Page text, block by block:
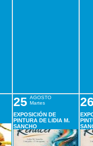
25 AGOSTO
Martes
EXPOSICIÓN DE
PINTURA DE LIDIA M.
SANCHO
26